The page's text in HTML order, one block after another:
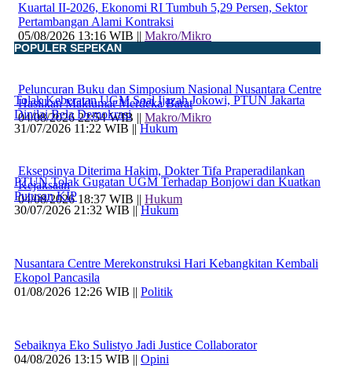
Kuartal II-2026, Ekonomi RI Tumbuh 5,29 Persen, Sektor
Pertambangan Alami Kontraksi
05/08/2026 13:16 WIB || Makro/Mikro
Peluncuran Buku dan Simposium Nasional Nusantara Centre
Hasilkan Maklumat Merdeka Barat
04/08/2026 22:54 WIB || Makro/Mikro
Eksepsinya Diterima Hakim, Dokter Tifa Praperadilankan
Kejaksaan
04/08/2026 18:37 WIB || Hukum
POPULER SEPEKAN
Tolak Keberatan UGM Soal Ijazah Jokowi, PTUN Jakarta
Dinilai Bela Demokrasi
31/07/2026 11:22 WIB ||Hukum
PTUN Tolak Gugatan UGM Terhadap Bonjowi dan Kuatkan
Putusan KIP
30/07/2026 21:32 WIB ||Hukum
Nusantara Centre Merekonstruksi Hari Kebangkitan Kembali
Ekopol Pancasila
01/08/2026 12:26 WIB || Politik
Sebaiknya Eko Sulistyo Jadi Justice Collaborator
04/08/2026 13:15 WIB || Opini